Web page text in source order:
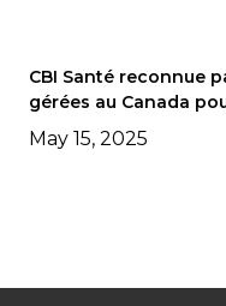
CBI Santé reconnue
gérées au Canada
May 15, 2025